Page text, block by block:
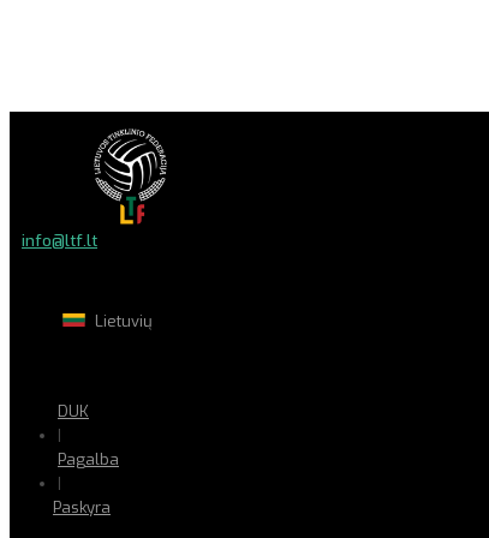
info@ltf.lt
Lietuvių
DUK
|
Pagalba
|
Paskyra